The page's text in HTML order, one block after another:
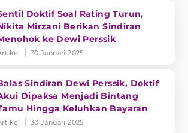
Doktif Soal Rating Turun,
Mirzani Berikan Sindiran
ke Dewi Perssik
30 Januari 2025
Sindiran Dewi Perssik, Doktif
Dipaksa Menjadi Bintang
Hingga Keluhkan Bayaran
30 Januari 2025